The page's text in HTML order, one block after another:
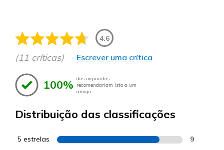
4.6
(11 críticas) Escrever uma crítica
100% dos inquiridos
recomendariam isto a um
amigo.
Distribuição das classificações
5 estrelas 9